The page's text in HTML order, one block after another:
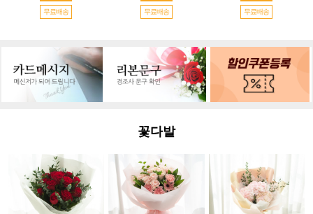
무료배송 무료배송 무료배송
꽃다발